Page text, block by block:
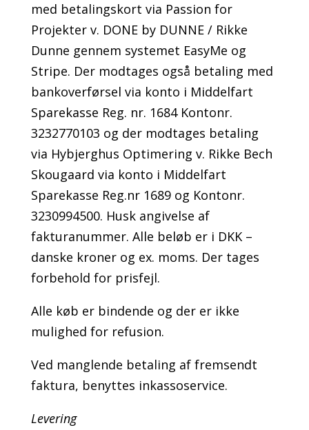
med betalingskort via Passion for
Projekter v. DONE by DUNNE / Rikke
Dunne gennem systemet EasyMe og
Stripe. Der modtages også betaling med
bankoverførsel via konto i Middelfart
Sparekasse Reg. nr. 1684 Kontonr.
3232770103 og der modtages betaling
via Hybjerghus Optimering v. Rikke Bech
Skougaard via konto i Middelfart
Sparekasse Reg.nr 1689 og Kontonr.
3230994500. Husk angivelse af
fakturanummer. Alle beløb er i DKK –
danske kroner og ex. moms. Der tages
forbehold for prisfejl.
Alle køb er bindende og der er ikke
mulighed for refusion.
Ved manglende betaling af fremsendt
faktura, benyttes inkassoservice.
Levering